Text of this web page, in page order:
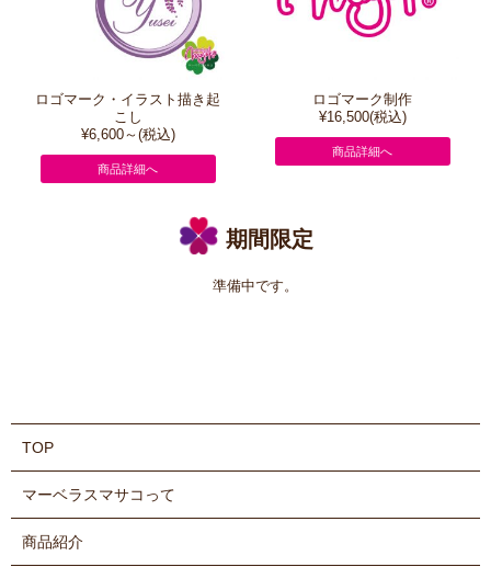
ロゴマーク・イラスト描き起
こし
¥6,600～(税込)
商品詳細へ
ロゴマーク制作
¥16,500(税込)
商品詳細へ
期間限定
準備中です。
TOP
マーベラスマサコって
商品紹介